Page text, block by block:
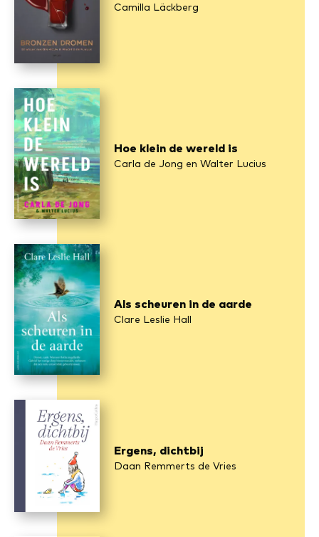
Camilla Läckberg
Hoe klein de wereld is
Carla de Jong en Walter Lucius
Als scheuren in de aarde
Clare Leslie Hall
Ergens, dichtbij
Daan Remmerts de Vries